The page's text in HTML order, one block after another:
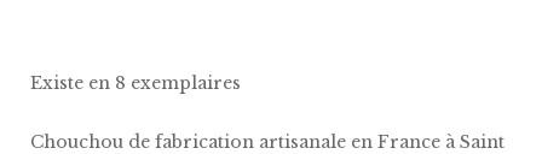
Existe en 8 exemplaires
Chouchou de fabrication artisanale en France à Saint